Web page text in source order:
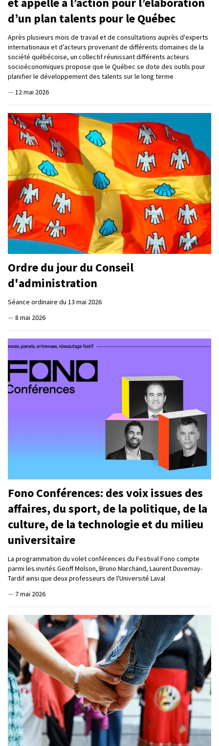
d’un plan talents pour le Québec
Après plusieurs mois de travail et de consultations auprès d'experts
internationaux et d’acteurs provenant de différents domaines de la
société québécoise, un collectif réunissant différents acteurs
socioéconomiques propose que le Québec se dote des outils pour
planifier le développement des talents sur le long terme
— 12 mai 2026
Ordre du jour du Conseil
d'administration
Séance ordinaire du 13 mai 2026
— 8 mai 2026
Fono Conférences: des voix issues des
affaires, du sport, de la politique, de la
culture, de la technologie et du milieu
universitaire
La programmation du volet conférences du Festival Fono compte
parmi les invités Geoff Molson, Bruno Marchand, Laurent Duvernay-
Tardif ainsi que deux professeurs de l'Université Laval
— 7 mai 2026